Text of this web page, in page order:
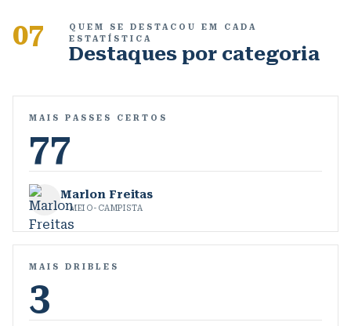
07
QUEM SE DESTACOU EM CADA
ESTATÍSTICA
Destaques por categoria
MAIS PASSES CERTOS
77
Marlon Freitas
MEIO-CAMPISTA
MAIS DRIBLES
3